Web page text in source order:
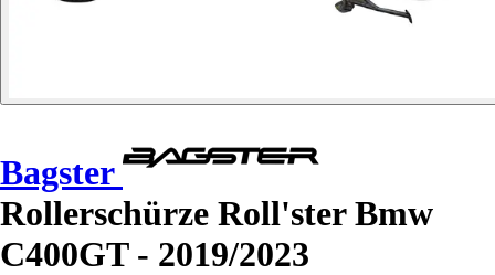
Bagster
Rollerschürze Roll'ster Bmw
C400GT - 2019/2023